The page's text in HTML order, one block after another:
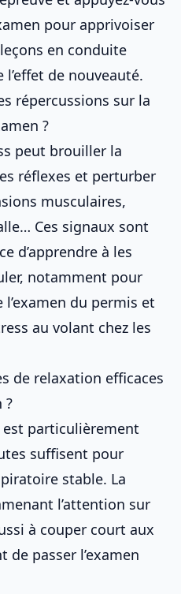
pour apprivoiser
en conduite
l’effet de nouveauté.
répercussions sur la
?
peut brouiller la
réflexes et perturber
musculaires,
Ces signaux sont
d’apprendre à les
notamment pour
du permis et
au volant chez les
de relaxation efficaces
?
est particulièrement
suffisent pour
stable. La
l’attention sur
à couper court aux
de passer l’examen